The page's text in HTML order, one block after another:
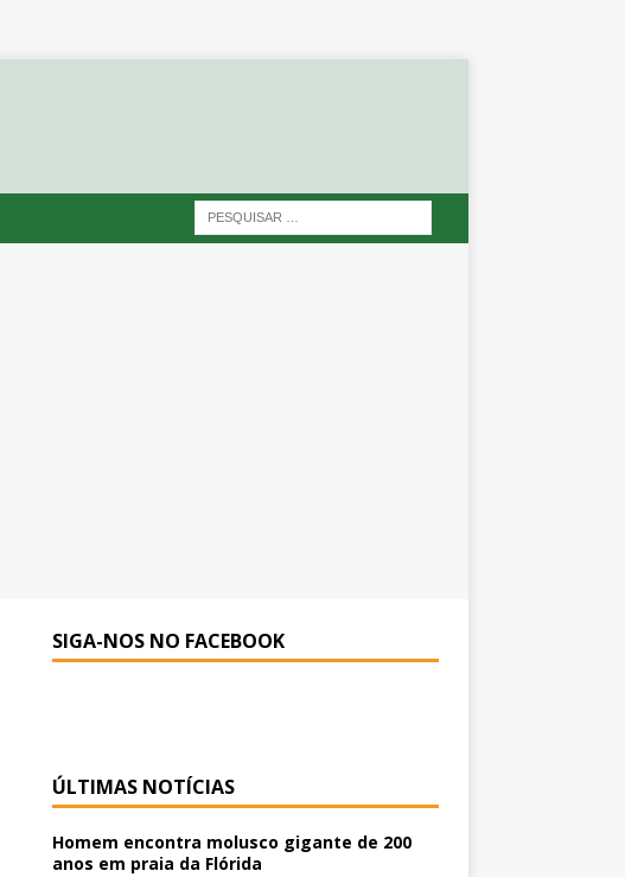
SIGA-NOS NO FACEBOOK
ÚLTIMAS NOTÍCIAS
Homem encontra molusco gigante de 200
anos em praia da Flórida